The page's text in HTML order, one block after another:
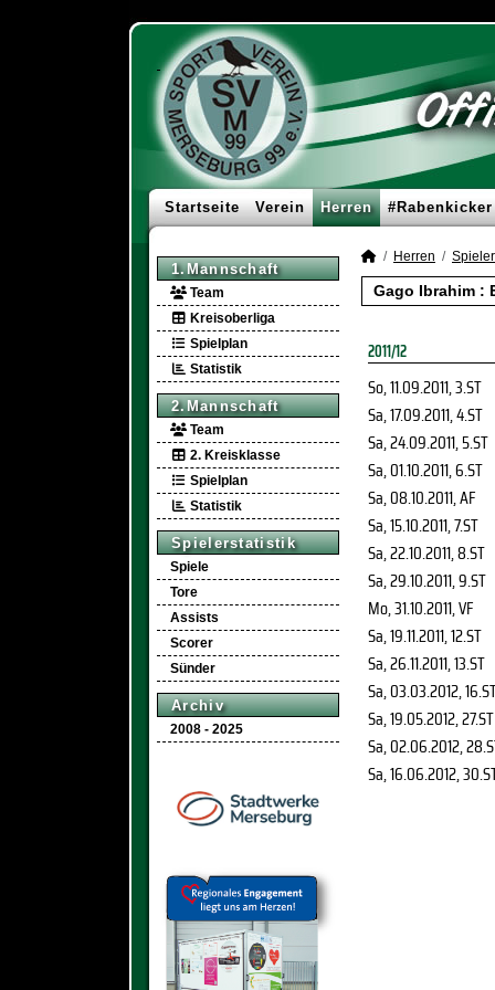
Startseite Verein Herren #Rabenkicker
1.Mannschaft
Team
Kreisoberliga
Spielplan
Statistik
2.Mannschaft
Team
2. Kreisklasse
Spielplan
Statistik
Spielerstatistik
Spiele
Tore
Assists
Scorer
Sünder
Archiv
2008 - 2025
Herren
Gago Ibrahim :
2011/12
So, 11.09.2011, 3.ST
Sa, 17.09.2011, 4.ST
Sa, 24.09.2011, 5.ST
Sa, 01.10.2011, 6.ST
Sa, 08.10.2011, AF
Sa, 15.10.2011, 7.ST
Sa, 22.10.2011, 8.ST
Sa, 29.10.2011, 9.ST
Mo, 31.10.2011, VF
Sa, 19.11.2011, 12.ST
Sa, 26.11.2011, 13.ST
Sa, 03.03.2012,
Sa, 19.05.2012, 27.ST
Sa, 02.06.2012,
Sa, 16.06.2012,